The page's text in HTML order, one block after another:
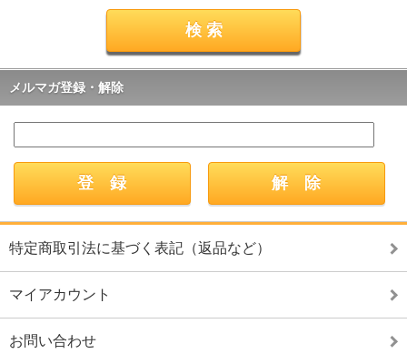
メルマガ登録・解除
特定商取引法に基づく表記（返品など）
マイアカウント
お問い合わせ